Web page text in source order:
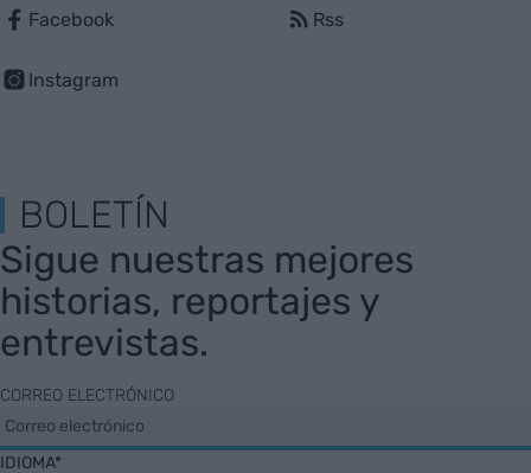
Facebook
Instagram
Rss
BOLETÍN
Sigue nuestras mejores
historias, reportajes y
entrevistas.
CORREO ELECTRÓNICO
IDIOMA*